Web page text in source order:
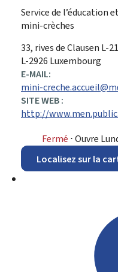
Service de l’éducation
mini-crèches
ADRESSE
:
33, rives de Clausen L-
L-2926 Luxembourg
E-MAIL:
mini-
SITE WEB :
http://
Fermé ⋅ Ouvre
Localisez sur la